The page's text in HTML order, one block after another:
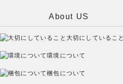
About US
大切にしていること
環境について
梱包について